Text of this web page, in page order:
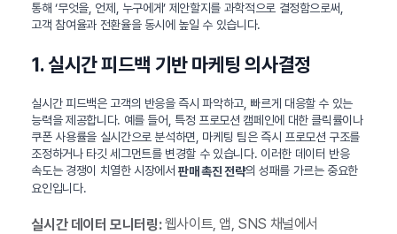
통해 ‘무엇을, 언제, 누구에게’ 제안할지를 과학적으로 결정함으로써,
고객 참여율과 전환율을 동시에 높일 수 있습니다.
1. 실시간 피드백 기반 마케팅 의사결정
실시간 피드백은 고객의 반응을 즉시 파악하고, 빠르게 대응할 수 있는
능력을 제공합니다. 예를 들어, 특정 프로모션 캠페인에 대한 클릭률이나
쿠폰 사용률을 실시간으로 분석하면, 마케팅 팀은 즉시 프로모션 구조를
조정하거나 타깃 세그먼트를 변경할 수 있습니다. 이러한 데이터 반응
속도는 경쟁이 치열한 시장에서판매 촉진 전략의 성패를 가르는 중요한
요인입니다.
실시간 데이터 모니터링:웹사이트, 앱, SNS 채널에서